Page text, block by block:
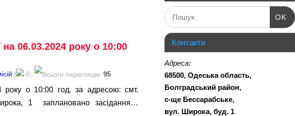
на 06.03.2024 року о 10:00
| 0 | 95
року о 10:00 год. за адресою: смт.
1 заплановано засідання…
OK
Контакти
Адреса:
68500, Одеська область,
Болградський район,
с-ще Бессарабське,
вул. Широка, буд. 1